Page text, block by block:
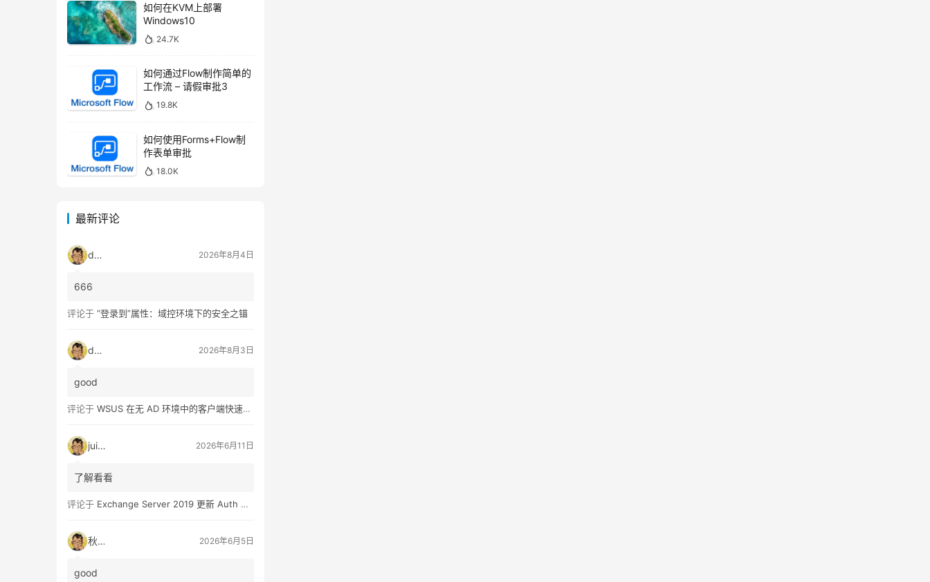
如何在KVM上部署
Windows10
24.7K
如何通过Flow制作简单的
工作流 – 请假审批3
19.8K
如何使用Forms+Flow制
作表单审批
18.0K
最新评论
dala 2026年8月4日
666
评论于 “登录到”属性：域控环境下的安全之锚
dala 2026年8月3日
good
评论于 WSUS 在无 AD 环境中的客户端快速配置指南
juice 2026年6月11日
了解看看
评论于 Exchange Server 2019 更新 Auth Certificate 证书
秋日 2026年6月5日
good